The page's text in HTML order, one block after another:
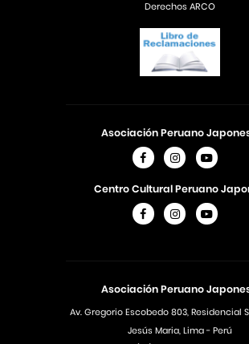
Asociación Peruano
Av. Gregorio Escobedo 803, Residencial
Jesús Maria, Lima - Perú
Asociación Peruano
Centro Cultural Peruano
Derechos ARCO